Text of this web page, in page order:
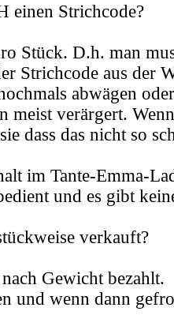
einen Strichcode?
Stück. D.h. man
Strichcode aus der
abwägen
meist verärgert.
dass das nicht so
im Tante-Emma-
und es gibt
verkauft?
Gewicht bezahlt.
und wenn dann